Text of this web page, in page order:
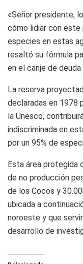
«Señor presidente,
cómo lidiar con este
especies en estas
resaltó su fórmula
en el canje de
La reserva
declaradas en 1978
la Unesco,
indiscriminada en
por un 95% de
Esta área protegida
de no producción
de los Cocos y
ubicada a
noroeste y que
desarrollo de